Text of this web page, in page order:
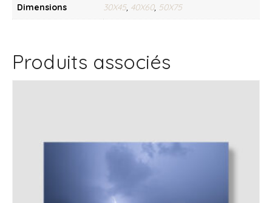
Dimensions 30X45, 40X60, 50X75
Produits associés